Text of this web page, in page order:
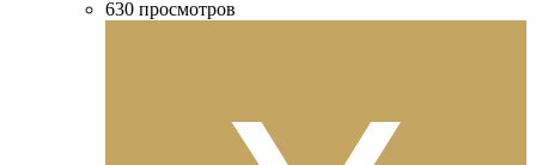
630 просмотров